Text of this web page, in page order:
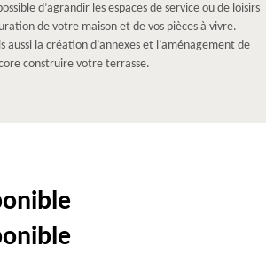
d’agrandir les espaces de service ou de loisirs
de votre maison et de vos pièces à vivre.
la création d’annexes et l’aménagement de
construire votre terrasse.